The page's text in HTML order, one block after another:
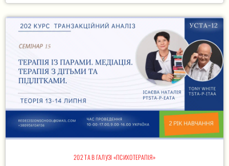
202 ТА В ГАЛУЗІ «ПСИХОТЕРАПІЯ»